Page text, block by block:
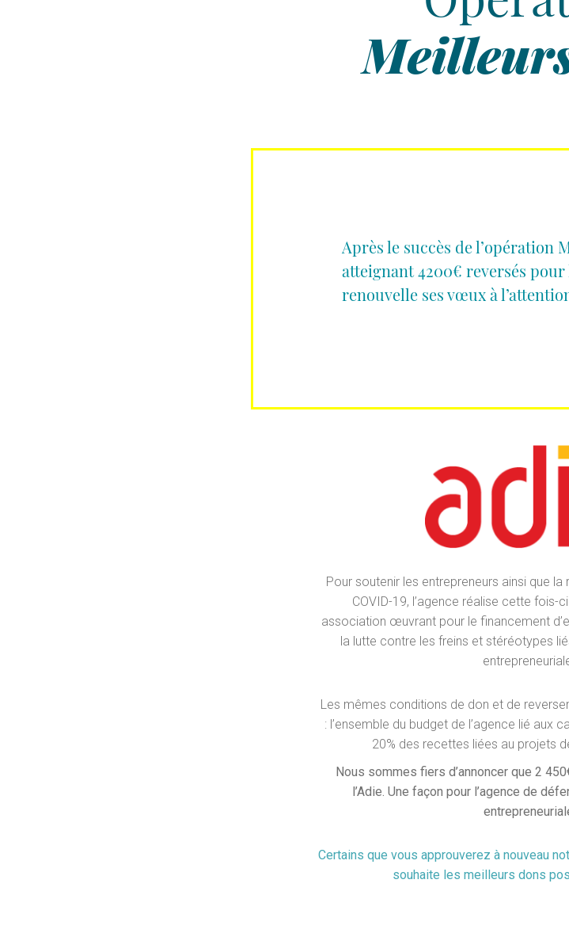
On parle
Après le succès de l’opération
atteignant 4200€ reversés pour
renouvelle ses vœux à
Pour soutenir les entrepreneurs ainsi que la
COVID-19, l’agence réalise cette fois-
association œuvrant pour le financement
la lutte contre les freins et stéréotypes
Les mêmes conditions de don et de
: l’ensemble du budget de l’agence lié
20% des recettes liées au projets
Nous sommes fiers d’annoncer que 2
l’Adie. Une façon pour l’agence de
Certains que vous approuverez à nouveau
souhaite les meilleurs dons